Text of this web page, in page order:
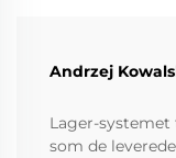
Andrzej
Lager-
som de